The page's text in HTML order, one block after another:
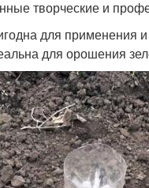
творческие и
для применения
для орошения